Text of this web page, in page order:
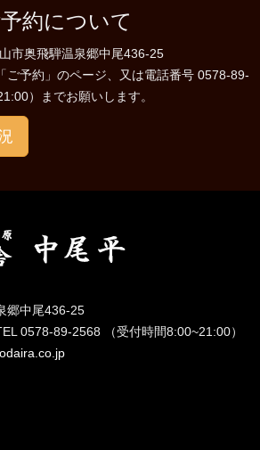
約について
市奥飛騨温泉郷中尾436-25
ご予約」のページ、又は電話番号 0578-89-
）までお願いします。
郷中尾436-25
0578-89-2568 （受付時間8:00~21:00）